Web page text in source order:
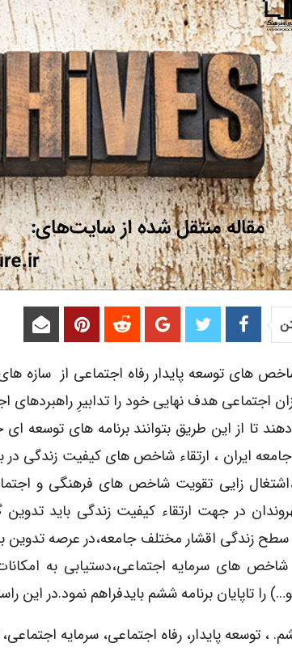
های توسعه پایدار رفاه اجتماعی از
اجتماعی هدف نهایی خود را تدابیرِ
تا از این طریق بتوانند برنامه های توسعه
ایران ، ارتقاء شاخص های کیفیت زندگی
زایی تقویت شاخص های فرهنگی و
در جهت ارتقاء کیفیت زندگی باید
سطح زندگی اقشار مختلف جامعه،در عرصه تدوین
شاخص های سرمایه اجتماعی،دستیابی به
تاپایان برنامه ششم بایدفراهم نمود.در این
، توسعه پایدار، رفاه اجتماعی، سرمایه